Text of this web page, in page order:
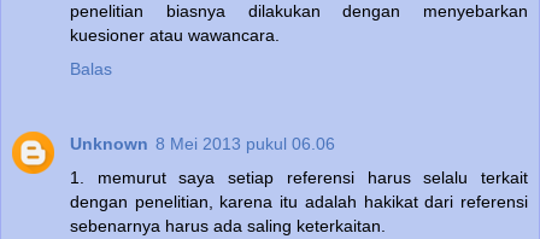
penelitian biasnya dilakukan dengan menyebarkan
kuesioner atau wawancara.
Balas
Unknown 8 Mei 2013 pukul 06.06
1. memurut saya setiap referensi harus selalu terkait
dengan penelitian, karena itu adalah hakikat dari referensi
sebenarnya harus ada saling keterkaitan.